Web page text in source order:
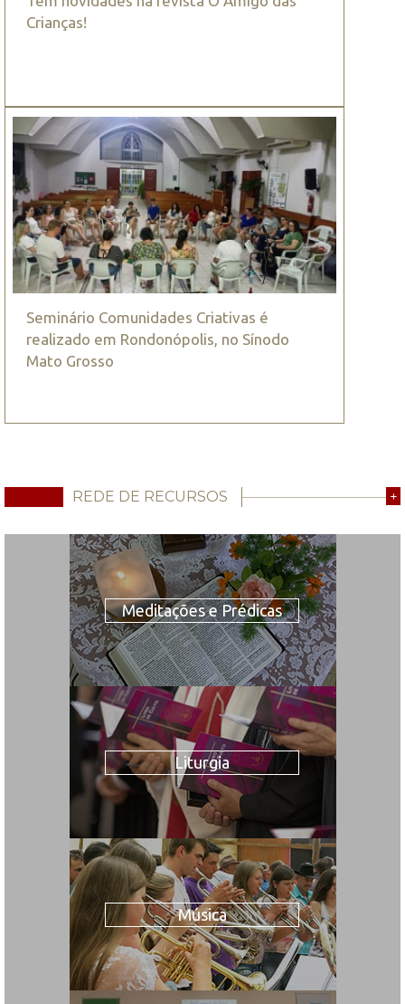
Crianças!
Seminário Comunidades Criativas é
realizado em Rondonópolis, no Sínodo
Mato Grosso
REDE DE RECURSOS +
Meditações e Prédicas
Liturgia
Música